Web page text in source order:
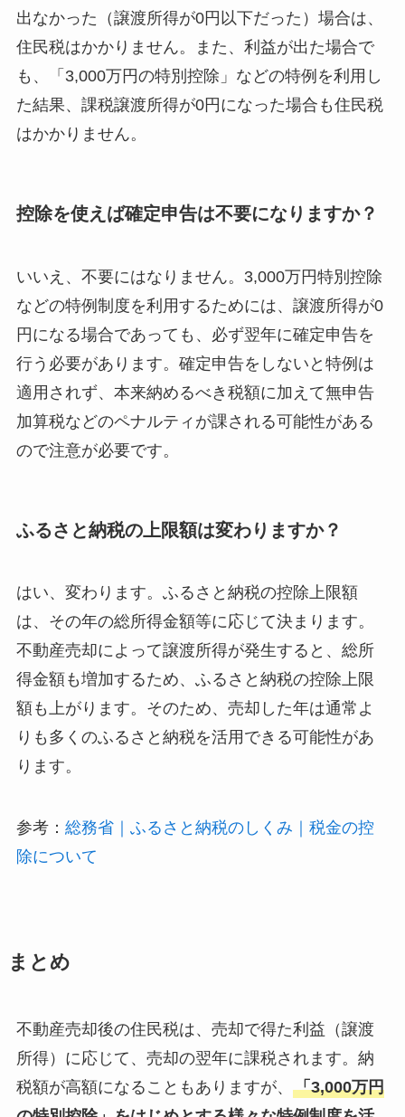
出なかった（譲渡所得が0円以下だった）場合は、
住民税はかかりません。また、利益が出た場合で
も、「3,000万円の特別控除」などの特例を利用し
た結果、課税譲渡所得が0円になった場合も住民税
はかかりません。
控除を使えば確定申告は不要になりますか？
いいえ、不要にはなりません。3,000万円特別控除
などの特例制度を利用するためには、譲渡所得が0
円になる場合であっても、必ず翌年に確定申告を
行う必要があります。確定申告をしないと特例は
適用されず、本来納めるべき税額に加えて無申告
加算税などのペナルティが課される可能性がある
ので注意が必要です。
ふるさと納税の上限額は変わりますか？
はい、変わります。ふるさと納税の控除上限額
は、その年の総所得金額等に応じて決まります。
不動産売却によって譲渡所得が発生すると、総所
得金額も増加するため、ふるさと納税の控除上限
額も上がります。そのため、売却した年は通常よ
りも多くのふるさと納税を活用できる可能性があ
ります。
参考： 総務省｜ふるさと納税のしくみ｜税金の控
除について
まとめ
不動産売却後の住民税は、売却で得た利益（譲渡
所得）に応じて、売却の翌年に課税されます。納
税額が高額になることもありますが、 「3,000万円